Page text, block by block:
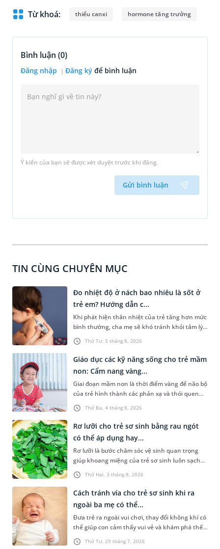
Từ khoá: thiếu canxi hormone tăng trưởng
Bình luận (0)
Đăng nhập Đăng ký để bình luận
Ý kiến của bạn sẽ được xét duyệt trước khi đăng.
Gửi bình luận
TIN CÙNG CHUYÊN MỤC
Thứ Tư, 5 tháng 8, 2026
Đo nhiệt độ ở nách bao nhiêu là sốt ở
trẻ em? Hướng dẫn c...
Khi phát hiện thân nhiệt của trẻ tăng hơn mức
bình thường, cha mẹ sẽ khó tránh khỏi tâm lý
lo lắng. Tuy nhiên, không phải ai cũng biết đo
nhiệt độ ở nách bao nhiêu là sốt ở trẻ em và
cách chăm sóc trẻ sốt sao cho an toàn. Những
chia sẻ dưới đây sẽ cùng cha mẹ tìm hiểu vấn
đề này để giúp bé nhanh hồi phục và phòng
ngừa nguy cơ xảy ra biến chứng.
Thứ Ba, 4 tháng 8, 2026
Giáo dục các kỹ năng sống cho trẻ mầm
non: Cẩm nang vàng...
Giai đoạn mầm non là thời điểm vàng để não bộ
của trẻ hình thành các phản xạ và thói quen
hành vi nền tảng. Việc trang bị sớm các kỹ
năng sống cho trẻ mầm non không chỉ giúp
con vững vàng tự lập từ nhỏ mà còn là chiếc
khiên bảo vệ con an toàn khi bắt đầu bước ra
khám phá thế giới xung quanh.
Thứ Hai, 3 tháng 8, 2026
Rơ lưỡi cho trẻ sơ sinh bằng rau ngót
có thể áp dụng hay...
Rơ lưỡi là bước chăm sóc vệ sinh quan trọng
giúp khoang miệng của trẻ sơ sinh luôn sạch
sẽ, hạn chế cặn sữa tích tụ và giảm nguy cơ
nấm miệng. Để thực hiện điều này, không ít
cha mẹ tìm đến cách rơ lưỡi cho trẻ sơ sinh
bằng rau ngót. Vậy đây có phải là phương pháp
nên áp dụng không? Bài viết sau sẽ giúp cha
mẹ có thêm thông tin để chủ động chăm sóc
khoang miệng cho trẻ đúng cách.
Thứ Tư, 29 tháng 7, 2026
Cách tránh vía cho trẻ sơ sinh khi ra
ngoài ba mẹ có thể...
Đưa trẻ ra ngoài vui chơi, thay đổi không khí có
thể giúp con cảm thấy vui vẻ và khám phá thế
giới xung quanh. Tuy nhiên, nhiều cha mẹ vẫn
lo lắng khi trẻ quấy khóc, bỏ bú hoặc ngủ